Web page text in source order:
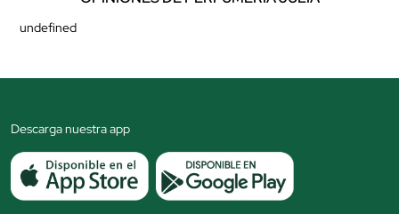
undefined
Descarga nuestra app